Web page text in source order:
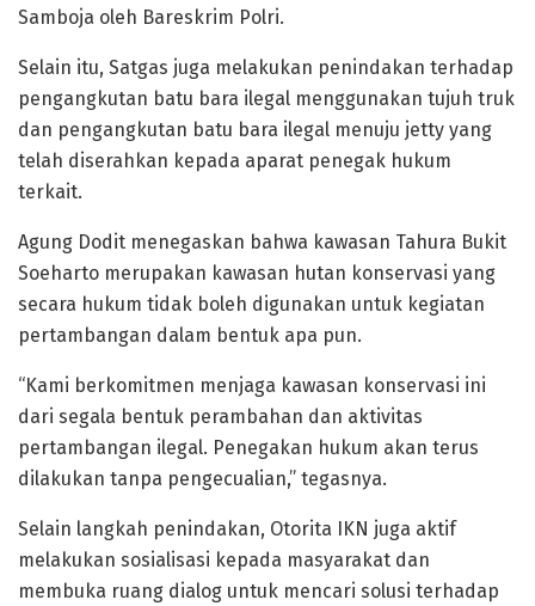
Samboja oleh Bareskrim Polri.
Selain itu, Satgas juga melakukan penindakan terhadap
pengangkutan batu bara ilegal menggunakan tujuh truk
dan pengangkutan batu bara ilegal menuju jetty yang
telah diserahkan kepada aparat penegak hukum
terkait.
Agung Dodit menegaskan bahwa kawasan Tahura Bukit
Soeharto merupakan kawasan hutan konservasi yang
secara hukum tidak boleh digunakan untuk kegiatan
pertambangan dalam bentuk apa pun.
“Kami berkomitmen menjaga kawasan konservasi ini
dari segala bentuk perambahan dan aktivitas
pertambangan ilegal. Penegakan hukum akan terus
dilakukan tanpa pengecualian,” tegasnya.
Selain langkah penindakan, Otorita IKN juga aktif
melakukan sosialisasi kepada masyarakat dan
membuka ruang dialog untuk mencari solusi terhadap